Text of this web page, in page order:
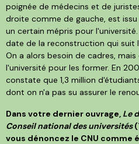
poignée de médecins et de
droite comme de gauche, est
un certain mépris pour
date de la reconstruction qui suit
On a alors besoin de cadres,
l'université pour les former. En
constate que 1,3 million
dont on n'a pas su assurer le
Dans votre dernier ouvrage, Le
Conseil national des universités
vous dénoncez le CNU comme